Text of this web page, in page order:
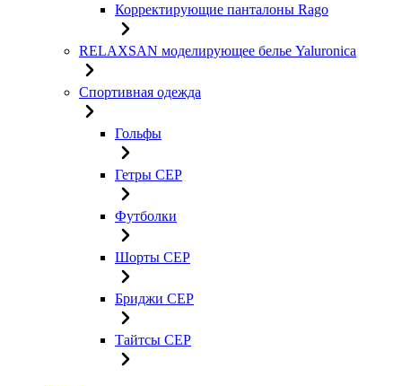
Корректирующие панталоны Rago
RELAXSAN моделирующее белье Yaluroniсa
Спортивная одежда
Гольфы
Гетры CEP
Футболки
Шорты CEP
Бриджи CEP
Тайтсы CEP